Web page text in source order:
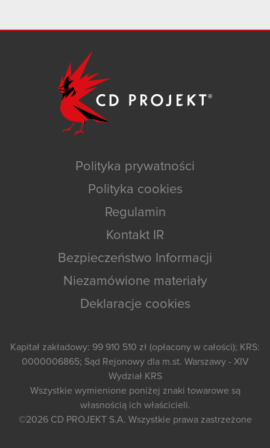
Polityka prywatności
Polityka cookies
Regulamin
Kontakt IR
Bezpieczeństwo Informacji
Niezamówione materiały
Deklaracje cookies
Kapitał zakładowy: 99 910 510 zł (opłacony w całości); KRS:
0000006865; Sąd Rejonowy dla m.st. Warszawy - XIV
Wydział KRS
Wszystkie wymienione poniżej znaki towarowe są
własnością ich właścicieli.
©2026 CD PROJEKT S.A. Wszystkie prawa zastrzeżone